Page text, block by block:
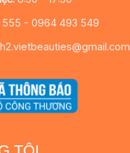
- 0964 493 549